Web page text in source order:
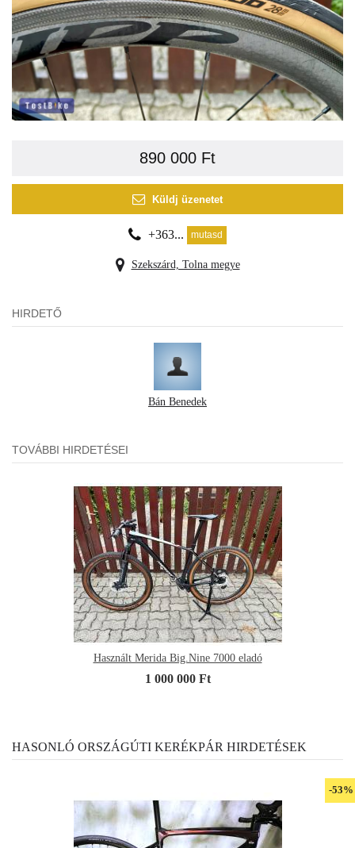
890 000 Ft
Küldj üzenetet
+363... mutasd
Szekszárd, Tolna megye
HIRDETŐ
Bán Benedek
TOVÁBBI HIRDETÉSEI
Használt Merida Big.Nine 7000 eladó
1 000 000 Ft
HASONLÓ ORSZÁGÚTI KERÉKPÁR HIRDETÉSEK
-53%